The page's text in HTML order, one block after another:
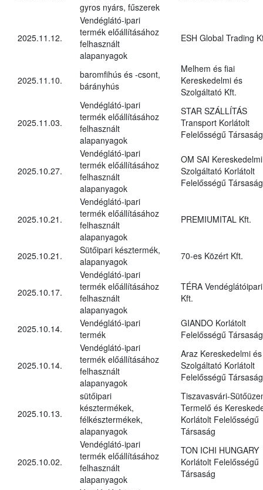
gyros nyárs, fűszerek
2025.11.12.
Vendéglátó-ipari
termék előállításához
felhasznált
alapanyagok
ESH Global Trading
2025.11.10.
baromfihús és -csont,
bárányhús
Melhem és fiai
Kereskedelmi és
Szolgáltató Kft.
2025.11.03.
Vendéglátó-ipari
termék előállításához
felhasznált
alapanyagok
STAR SZÁLLÍTÁS
Transport Korlátolt
Felelősségű Társaság
2025.10.27.
Vendéglátó-ipari
termék előállításához
felhasznált
alapanyagok
OM SAI
Szolgáltató Korlátolt
Felelősségű Társaság
2025.10.21.
Vendéglátó-ipari
termék előállításához
felhasznált
alapanyagok
PREMIUMITAL Kft.
2025.10.21.
Sütőipari késztermék,
alapanyagok
70-es Közért Kft.
2025.10.17.
Vendéglátó-ipari
termék előállításához
felhasznált
alapanyagok
TÉRA Vendéglátóipari
Kft.
2025.10.14.
Vendéglátó-ipari
termék
GIANDO Korlátolt
Felelősségű Társaság
2025.10.14.
Vendéglátó-ipari
termék előállításához
felhasznált
alapanyagok
Araz Kereskedelmi és
Szolgáltató Korlátolt
Felelősségű Társaság
2025.10.13.
sütőipari
késztermékek,
félkésztermékek,
alapanyagok
Tiszavasvári-
Termelő és
Korlátolt Felelősségű
Társaság
2025.10.02.
Vendéglátó-ipari
termék előállításához
felhasznált
alapanyagok
TON ICHI HUNGARY
Korlátolt Felelősségű
Társaság